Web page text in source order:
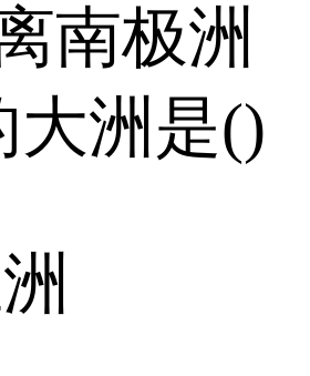
南极洲
大洲是()